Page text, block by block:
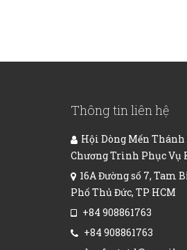
Thông tin liên hệ
Hội Dòng Mến Thánh
Chương Trình Phục Vụ
16A Đường số 7, Tam
Phố Thủ Đức, TP HCM
+84 908861763
+84 908861763